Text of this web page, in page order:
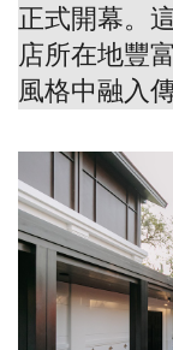
正式開幕。
店所在地豐
風格中融入